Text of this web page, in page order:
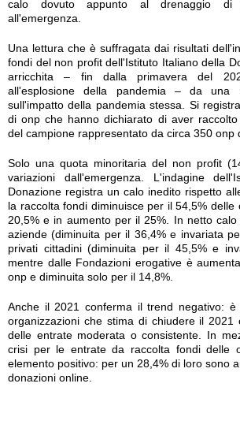
calo dovuto appunto al drenaggio di
all'emergenza.
Una lettura che è suffragata dai risultati
fondi del non profit dell'Istituto Italiano della
arricchita – fin dalla primavera del
all'esplosione della pandemia – da una
sull'impatto della pandemia stessa. Si
di onp che hanno dichiarato di aver
del campione rappresentato da circa 350 onp
Solo una quota minoritaria del non profit
variazioni dall'emergenza. L'indagine
Donazione registra un calo inedito rispetto
la raccolta fondi diminuisce per il 54,5%
20,5% e in aumento per il 25%. In netto
aziende (diminuita per il 36,4% e invariata
privati cittadini (diminuita per il 45,5% e
mentre dalle Fondazioni erogative è
onp e diminuita solo per il 14,8%.
Anche il 2021 conferma il trend negativo:
organizzazioni che stima di chiudere il 2021
delle entrate moderata o consistente. In
crisi per le entrate da raccolta fondi delle
elemento positivo: per un 28,4% di loro sono
donazioni online.